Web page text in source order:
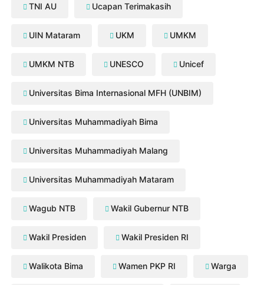
TNI AU Ucapan Terimakasih
UIN Mataram UKM UMKM
UMKM NTB UNESCO Unicef
Universitas Bima Internasional MFH (UNBIM)
Universitas Muhammadiyah Bima
Universitas Muhammadiyah Malang
Universitas Muhammadiyah Mataram
Wagub NTB Wakil Gubernur NTB
Wakil Presiden Wakil Presiden RI
Walikota Bima Wamen PKP RI Warga